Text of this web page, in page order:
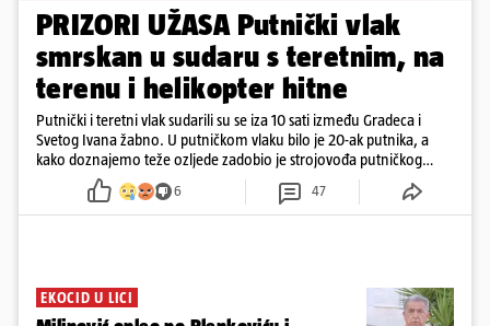
PRIZORI UŽASA Putnički vlak
smrskan u sudaru s teretnim, na
terenu i helikopter hitne
Putnički i teretni vlak sudarili su se iza 10 sati između Gradeca i
Svetog Ivana žabno. U putničkom vlaku bilo je 20-ak putnika, a
kako doznajemo teže ozljede zadobio je strojovođa putničkog
vlaka. Zatvoren je promet, a fotoreporteri Prigorskog objavili su
prve snimke s mjesta sudara
6 47
EKOCID U LICI